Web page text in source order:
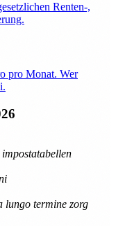
Renten-,
pro Monat. Wer
lungo termine zorg